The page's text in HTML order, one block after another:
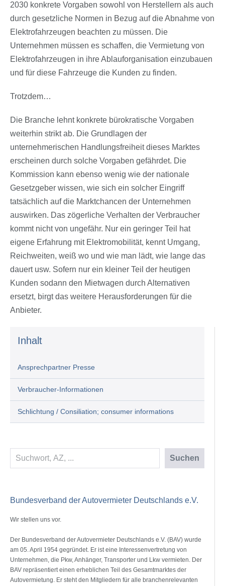
Inhalt
Ansprechpartner Presse
Verbraucher-Informationen
Schlichtung / Consiliation; consumer informations
Suchen Suchen
Bundesverband der Autovermieter Deutschlands e.V.
Wir stellen uns vor.
Der Bundesverband der Autovermieter Deutschlands e.V. (BAV) wurde
am 05. April 1954 gegründet. Er ist eine Interessenvertretung von
Unternehmen, die Pkw, Anhänger, Transporter und Lkw vermieten. Der
BAV repräsentiert einen erheblichen Teil des Gesamtmarktes der
Autovermietung. Er steht den Mitgliedern für alle branchenrelevanten
2030 konkrete Vorgaben sowohl von Herstellern als auch
durch gesetzliche Normen in Bezug auf die Abnahme von
Elektrofahrzeugen beachten zu müssen. Die
Unternehmen müssen es schaffen, die Vermietung von
Elektrofahrzeugen in ihre Ablauforganisation einzubauen
und für diese Fahrzeuge die Kunden zu finden.
Trotzdem…
Die Branche lehnt konkrete bürokratische Vorgaben
weiterhin strikt ab. Die Grundlagen der
unternehmerischen Handlungsfreiheit dieses Marktes
erscheinen durch solche Vorgaben gefährdet. Die
Kommission kann ebenso wenig wie der nationale
Gesetzgeber wissen, wie sich ein solcher Eingriff
tatsächlich auf die Marktchancen der Unternehmen
auswirken. Das zögerliche Verhalten der Verbraucher
kommt nicht von ungefähr. Nur ein geringer Teil hat
eigene Erfahrung mit Elektromobilität, kennt Umgang,
Reichweiten, weiß wo und wie man lädt, wie lange das
dauert usw. Sofern nur ein kleiner Teil der heutigen
Kunden sodann den Mietwagen durch Alternativen
ersetzt, birgt das weitere Herausforderungen für die
Anbieter.